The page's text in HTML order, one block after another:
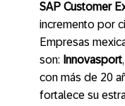
SAP Customer
incremento por
Empresas
son: Innovasport
con más de 20
fortalece su